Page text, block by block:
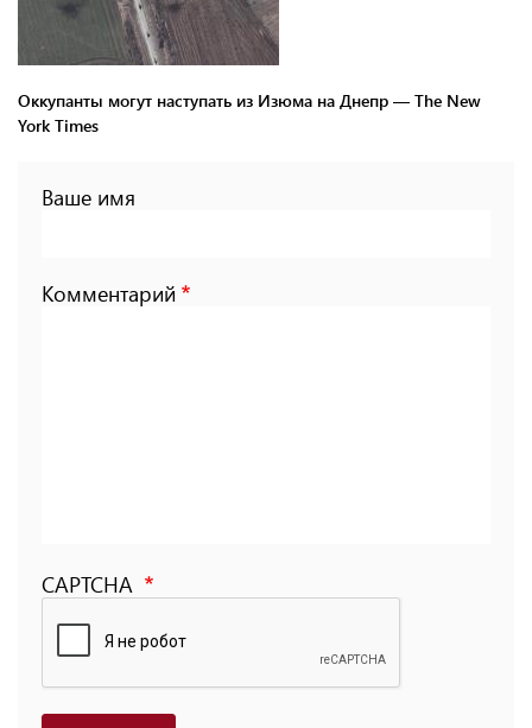
Оккупанты могут наступать из Изюма на Днепр — The New
York Times
Ваше имя
Комментарий
CAPTCHA